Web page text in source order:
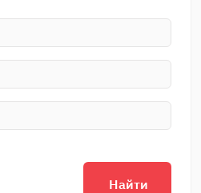
Найти